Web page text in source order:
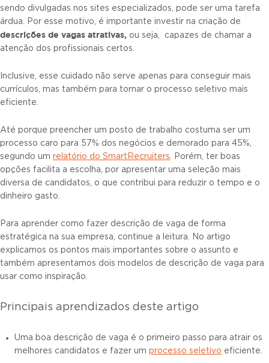
sendo divulgadas nos sites especializados, pode ser uma tarefa
árdua. Por esse motivo, é importante investir na criação de
descrições de vagas atrativas, ou seja,
capazes de chamar a
atenção dos profissionais certos.
Inclusive, esse cuidado não serve apenas para conseguir mais
currículos, mas também para tornar o processo seletivo mais
eficiente.
Até porque preencher um posto de trabalho costuma ser um
processo caro para 57% dos negócios e demorado para 45%,
segundo um relatório do SmartRecruiters. Porém, ter boas
opções facilita a escolha, por apresentar uma seleção mais
diversa de candidatos, o que contribui para reduzir o tempo e o
dinheiro gasto.
Para aprender como fazer descrição de vaga de forma
estratégica na sua empresa, continue a leitura. No artigo
explicamos os pontos mais importantes sobre o assunto e
também apresentamos dois modelos de descrição de vaga para
usar como inspiração.
Principais aprendizados deste artigo
Uma boa descrição de vaga é o primeiro passo para atrair os
melhores candidatos e fazer um processo seletivo eficiente.